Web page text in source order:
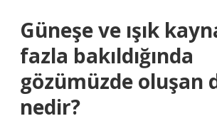
Güneşe ve ışık
fazla bakıldığında
gözümüzde oluşan
nedir?